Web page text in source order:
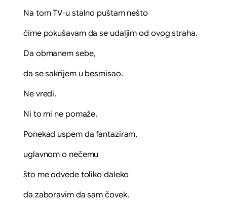
Na tom TV-u stalno puštam nešto
čime pokušavam da se udaljim od ovog straha.
Da obmanem sebe,
da se sakrijem u besmisao.
Ne vredi.
Ni to mi ne pomaže.
Ponekad uspem da fantaziram,
uglavnom o nečemu
što me odvede toliko daleko
da zaboravim da sam čovek.